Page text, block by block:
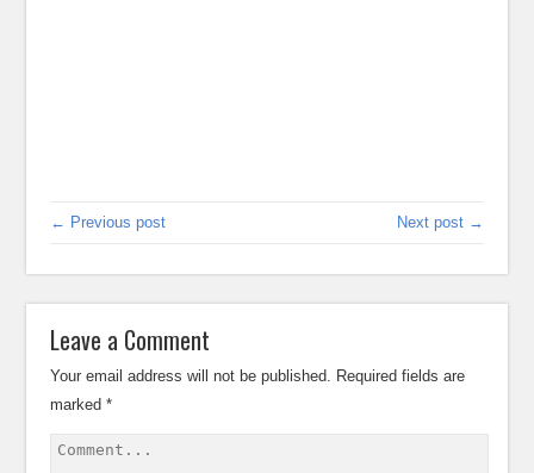
← Previous post Next post →
Leave a Comment
Your email address will not be published. Required fields are
marked*